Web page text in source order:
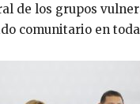
de los grupos
comunitario en